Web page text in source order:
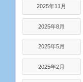
2025年11月
2025年8月
2025年5月
2025年2月